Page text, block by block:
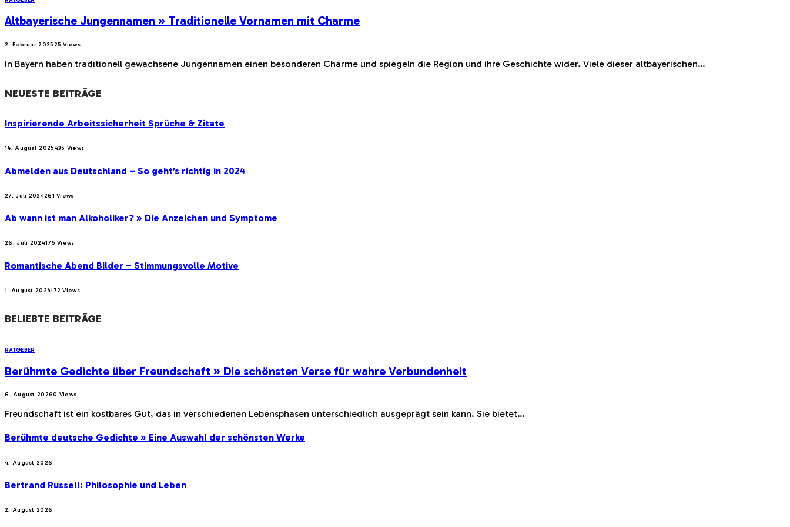
Altbayerische Jungennamen » Traditionelle Vornamen mit Charme
2. Februar 2025 25Views
In Bayern haben traditionell gewachsene Jungennamen einen besonderen Charme und spiegeln die Region und ihre Geschichte wider. Viele dieser altbayerischen…
NEUESTE BEITRÄGE
Inspirierende Arbeitssicherheit Sprüche & Zitate
14. August 2025435 Views
Abmelden aus Deutschland – So geht’s richtig in 2024
27. Juli 2024261Views
Ab wann ist man Alkoholiker? » Die Anzeichen und Symptome
26. Juli 2024175Views
Romantische Abend Bilder – Stimmungsvolle Motive
1. August 2024172Views
BELIEBTE BEITRÄGE
RATGEBER
Berühmte Gedichte über Freundschaft » Die schönsten Verse für wahre Verbundenheit
6. August 20260 Views
Freundschaft ist ein kostbares Gut, das in verschiedenen Lebensphasen unterschiedlich ausgeprägt sein kann. Sie bietet…
Berühmte deutsche Gedichte » Eine Auswahl der schönsten Werke
4. August 2026
Bertrand Russell: Philosophie und Leben
2. August 2026